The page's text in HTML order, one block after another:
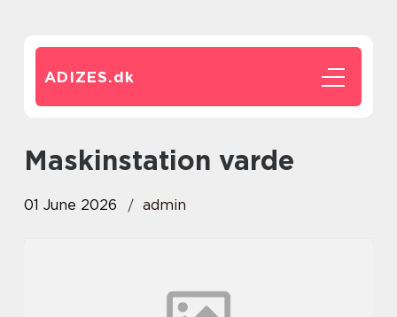
ADIZES.dk
maskinstation varde
01 June 2026 admin